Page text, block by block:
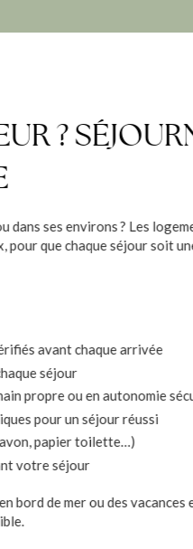
?
dans ses environs ? Les
pour que chaque séjour soit
avant chaque arrivée
séjour
propre ou en autonomie
pour un séjour réussi
papier toilette…)
votre séjour
bord de mer ou des